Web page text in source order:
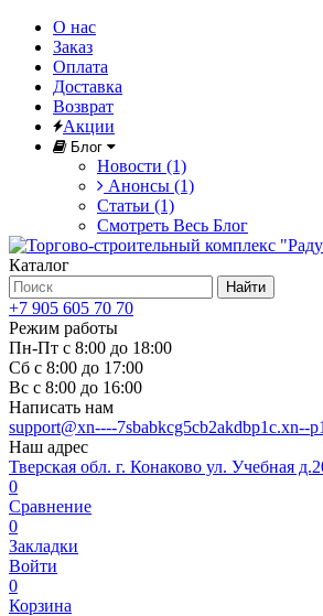
О нас
Заказ
Оплата
Доставка
Возврат
Акции
Блог
Новости (1)
Анонсы (1)
Статьи (1)
Смотреть Весь Блог
Каталог
Найти
+7 905 605 70 70
Режим работы
Пн-Пт с 8:00 до 18:00
Сб с 8:00 до 17:00
Вс с 8:00 до 16:00
Написать нам
support@xn----7sbabkcg5cb2akdbp1c.xn--
Наш адрес
Тверская обл. г. Конаково ул. Учебная
0
Сравнение
0
Закладки
Войти
0
Корзина